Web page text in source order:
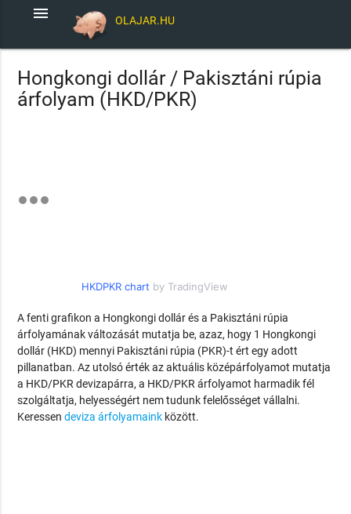
OLAJAR.HU
menu
Hongkongi dollár / Pakisztáni rúpia
árfolyam (HKD/PKR)
HKDPKR chart by TradingView
A fenti grafikon a Hongkongi dollár és a Pakisztáni rúpia
árfolyamának változását mutatja be, azaz, hogy 1 Hongkongi
dollár (HKD) mennyi Pakisztáni rúpia (PKR)-t ért egy adott
pillanatban. Az utolsó érték az aktuális középárfolyamot mutatja
a HKD/PKR devizapárra, a HKD/PKR árfolyamot harmadik fél
szolgáltatja, helyességért nem tudunk felelősséget vállalni.
Keressendeviza árfolyamaink között.